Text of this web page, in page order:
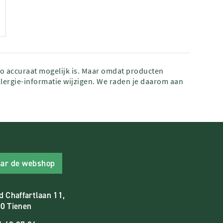
accuraat mogelijk is. Maar omdat producten
informatie wijzigen. We raden je daarom aan
de webshop
Chaffartlaan 11,
Tienen